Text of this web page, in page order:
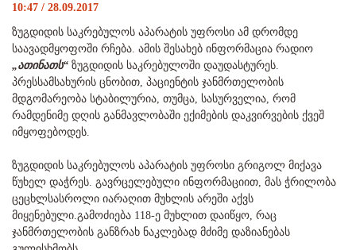
10:47 / 28.09.2017
ზუგდიდის საკრებულოს აპარატის უფროსი ამ დრომდე
საავადმყოფოში რჩება. ამის შესახებ ინფორმაცია რადიო
„ათინათს“ ზუგდიდის საკრებულოში დაუდასტურეს.
პრესსამსახურის ცნობით, პაციენტის ჯანმრთელობის
მდგომარეობა სტაბილურია, თუმცა, სასურველია, რომ
რამდენიმე დღის განმავლობაში ექიმების დაკვირვების ქვეშ
იმყოფებოდეს.
ზუგდიდის საკრებულოს აპარატის უფროსი გრიგოლ მიქავა
წუხელ დაჭრეს. გავრცელებული ინფორმაციით, მას ჭრილობა
ცეცხლსასროლი იარაღით მუხლის არეში აქვს
მიყენებული.გამოძიება 118-ე მუხლით დაიწყო, რაც
ჯანმრთელობის განზრახ ნაკლებად მძიმე დაზიანებას